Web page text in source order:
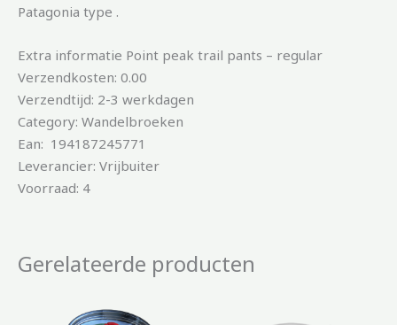
Patagonia type .
Extra informatie Point peak trail pants – regular
Verzendkosten: 0.00
Verzendtijd: 2-3 werkdagen
Category: Wandelbroeken
Ean: 194187245771
Leverancier: Vrijbuiter
Voorraad: 4
Gerelateerde producten